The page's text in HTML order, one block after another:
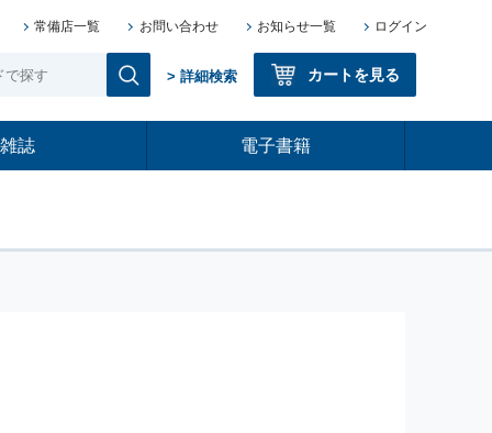
常備店一覧 お問い合わせ お知らせ一覧 ログイン
> 詳細検索 カートを見る
雑誌 電子書籍